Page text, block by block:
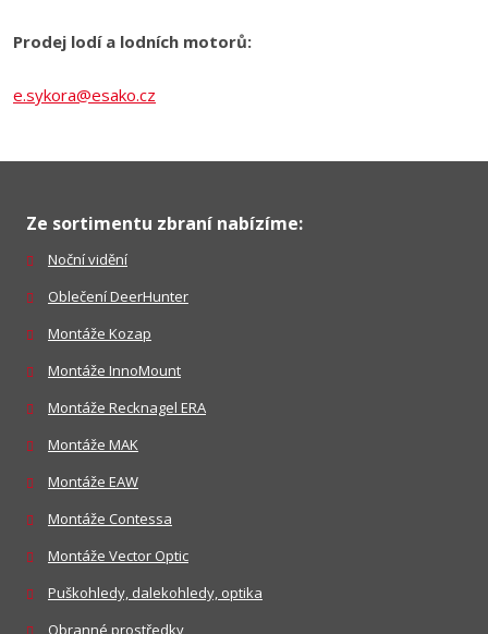
Prodej lodí a lodních motorů:
e.sykora@esako.cz
Ze sortimentu zbraní nabízíme:
Noční vidění
Oblečení DeerHunter
Montáže Kozap
Montáže InnoMount
Montáže Recknagel ERA
Montáže MAK
Montáže EAW
Montáže Contessa
Montáže Vector Optic
Puškohledy, dalekohledy, optika
Obranné prostředky